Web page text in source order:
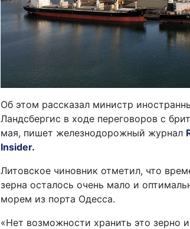
Об этом рассказал министр
Ландсбергис в ходе переговоров с
мая, пишет железнодорожный журнал
Insider.
Литовское чиновник отметил, что
зерна осталось очень мало и
морем из порта Одесса.
«Нет возможности хранить это зерно